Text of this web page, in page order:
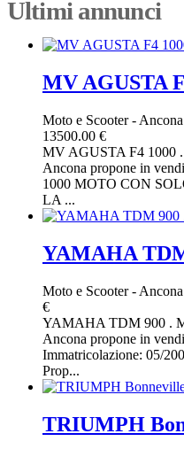
Ultimi annunci
MV AGUSTA
Moto e Scooter-
13500.00 €
MV AGUSTA F4 1000
Ancona propone in
1000 MOTO CON
LA ...
YAMAHA
Moto e Scooter-
€
YAMAHA TDM 900 .
Ancona propone in
Immatricolazione: 05/
Prop...
TRIUMPH